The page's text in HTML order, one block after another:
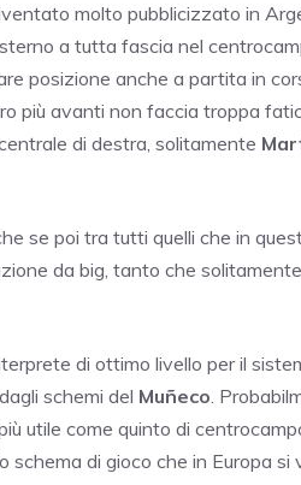
molto pubblicizzato in
a tutta fascia nel
posizione anche a partita in
più avanti non faccia troppa
di destra, solitamente
se poi tra tutti quelli che in
da big, tanto che
di ottimo livello per il
schemi del Muñeco.
utile come quinto di
di gioco che in Europa si